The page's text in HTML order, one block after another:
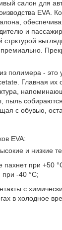
салон для
EVA.
и
полимера - это
Главная их
пыль
с обувью,
EVA:
и низкие
при +50
при -40 °С;
с
в холодное